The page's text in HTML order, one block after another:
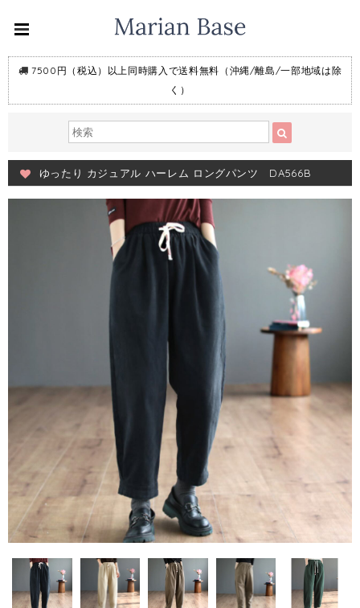
7500円（税込）以上同時購入で送料無料（沖縄/離島/一部地域は除
く）
ゆったり カジュアル ハーレム ロングパンツ DA566B